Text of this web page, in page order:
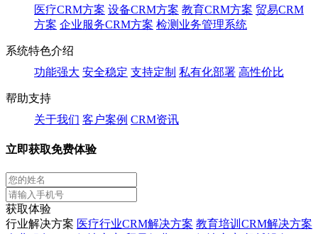
医疗CRM方案 设备CRM方案 教育CRM方案 贸易CRM
方案 企业服务CRM方案 检测业务管理系统
系统特色介绍
功能强大 安全稳定 支持定制 私有化部署 高性价比
帮助支持
关于我们 客户案例 CRM资讯
立即获取免费体验
获取体验
行业解决方案 医疗行业CRM解决方案 教育培训CRM解决方案